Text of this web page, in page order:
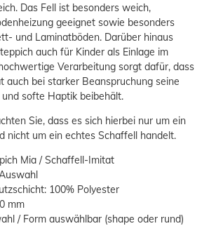
Das Fell ist besonders weich,
geeignet sowie besonders
und Laminatböden. Darüber hinaus
auch für Kinder als Einlage im
Verarbeitung sorgt dafür, dass
auch bei starker Beanspruchung seine
softe Haptik beibehält.
Sie, dass es sich hierbei nur um ein
nicht um ein echtes Schaffell handelt.
Mia / Schaffell-Imitat
100% Polyester
mm
/ Form auswählbar (shape oder rund)